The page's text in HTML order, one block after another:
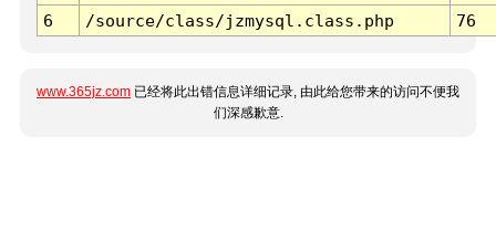
6
/source/class/jzmysql.class.php 76
www.365jz.com 已经将此出错信息详细记录, 由此给您带来的访问不便我
们深感歉意.